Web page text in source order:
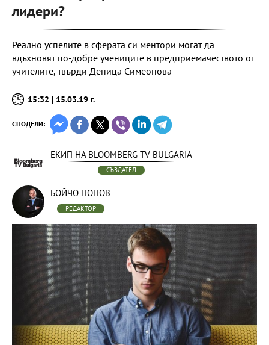
лидери?
Реално успелите в сферата си ментори могат да
вдъхновят по-добре учениците в предприемачеството от
учителите, твърди Деница Симеонова
15:32 | 15.03.19 г.
СПОДЕЛИ:
ЕКИП НА BLOOMBERG TV BULGARIA
СЪЗДАТЕЛ
БОЙЧО ПОПОВ
РЕДАКТОР